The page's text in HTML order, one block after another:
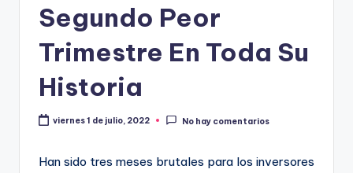
Segundo Peor
Trimestre En Toda Su
Historia
viernes 1 de julio, 2022 No hay comentarios
Han sido tres meses brutales para los inversores